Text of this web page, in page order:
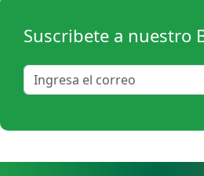
Suscribete a nuestro